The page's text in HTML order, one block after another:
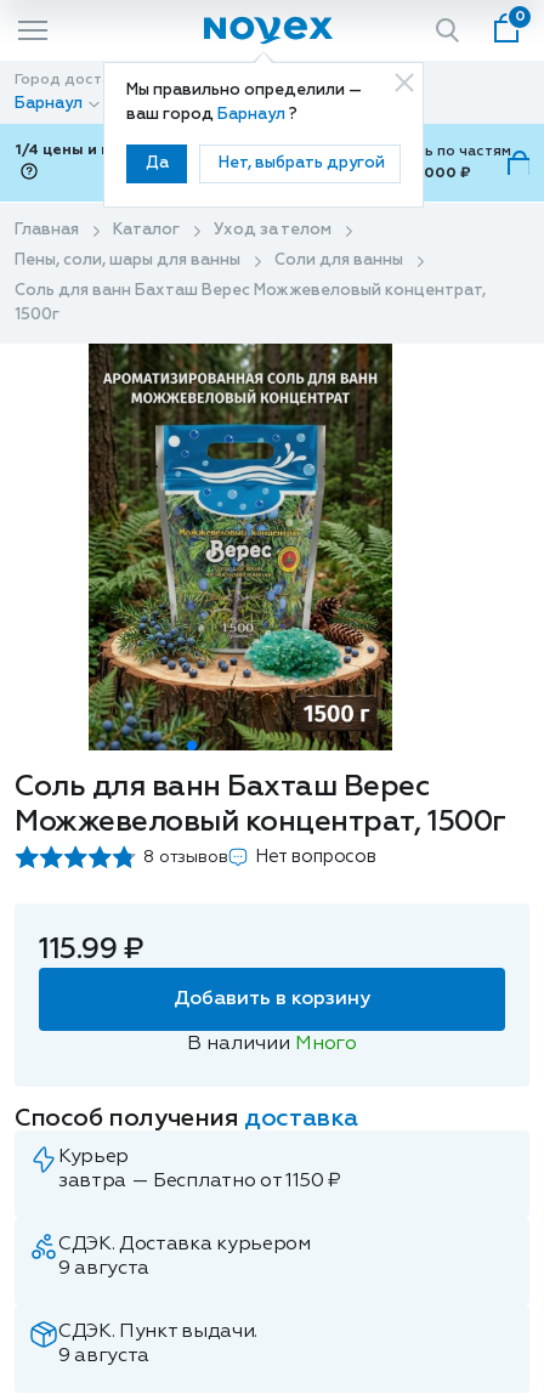
Мы правильно определили —
ваш город Барнаул ?
Да Нет, выбрать другой
0
Город доставки
Барнаул
Способ доставки
Доставка
1/4 цены и покупки ваши с Подели
Можно оплатить по частям
от 700 ₽ до 15,000 ₽
Главная Каталог
Уход за телом
Пены, соли, шары для ванны
Соли для ванны
Соль для ванн Бахташ Верес Можжевеловый концентрат,
1500г
Соль для ванн Бахташ Верес
Можжевеловый концентрат, 1500г
8 отзывов Нет вопросов
115.99 ₽
Добавить в корзину
В наличии Много
Способ получения доставка
Курьер
завтра — Бесплатно от 1150 ₽
СДЭК. Доставка курьером
9 августа
СДЭК. Пункт выдачи.
9 августа